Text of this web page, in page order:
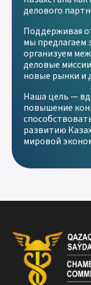
делового
Поддерживая
мы предлагаем
организуем
деловые
новые рынки и
Наша цель —
повышение
развитию
мировой